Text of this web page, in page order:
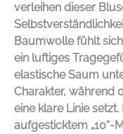
verleihen dieser
Baumwolle fühlt
ein luftiges
elastische Saum
Charakter, während
eine klare Linie
aufgesticktem „10“-